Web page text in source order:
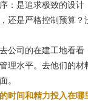
：是追求极致的设计
还是严格控制预算？
公司的在建工地看看
理水平。去他们的材
。
时间和精力投入在哪